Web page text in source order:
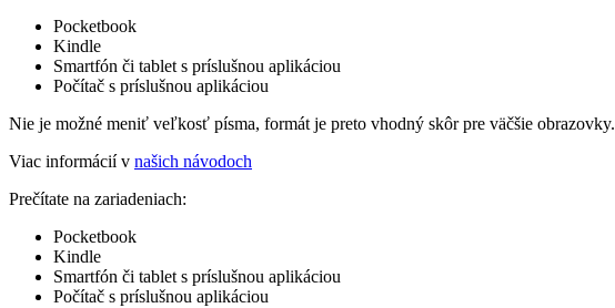
Pocketbook
Kindle
Smartfón či tablet s príslušnou aplikáciou
Počítač s príslušnou aplikáciou
Nie je možné meniť veľkosť písma, formát je preto vhodný skôr pre väčšie obrazovky.
Viac informácií v našich návodoch
Prečítate na zariadeniach:
Pocketbook
Kindle
Smartfón či tablet s príslušnou aplikáciou
Počítač s príslušnou aplikáciou